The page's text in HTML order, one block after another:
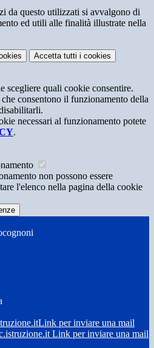
da questo utilizzati si avvalgono di
ed utili alle finalità illustrate nella
Accetta tutti i cookies
scegliere quali cookie consentire.
consentono il funzionamento della
necessari al funzionamento potete
.
non possono essere
l'elenco nella pagina della cookie
Link per inviare una mail
Link per inviare una mail